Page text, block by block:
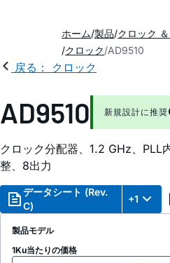
ホーム 製品 クロック
クロック AD9510
戻る： クロック
AD9510 新規設計に推奨
クロック分配器、1.2 GHz、PLL
整、8出力
データシート (Rev.
C)
+1
製品モデル
1Ku当たりの価格